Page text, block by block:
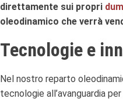
direttamente sui propri
oleodinamico che verrà
Tecnologie e
Nel nostro reparto
tecnologie all’avanguardia